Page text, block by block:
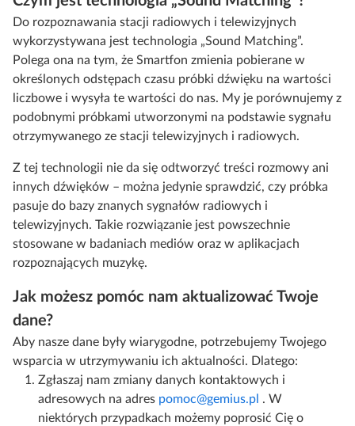
Do rozpoznawania stacji radiowych i telewizyjnych
wykorzystywana jest technologia „Sound Matching”.
Polega ona na tym, że Smartfon zmienia pobierane w
określonych odstępach czasu próbki dźwięku na wartości
liczbowe i wysyła te wartości do nas. My je porównujemy z
podobnymi próbkami utworzonymi na podstawie sygnału
otrzymywanego ze stacji telewizyjnych i radiowych.
Z tej technologii nie da się odtworzyć treści rozmowy ani
innych dźwięków – można jedynie sprawdzić, czy próbka
pasuje do bazy znanych sygnałów radiowych i
telewizyjnych. Takie rozwiązanie jest powszechnie
stosowane w badaniach mediów oraz w aplikacjach
rozpoznających muzykę.
Jak możesz pomóc nam aktualizować Twoje
dane?
Aby nasze dane były wiarygodne, potrzebujemy Twojego
wsparcia w utrzymywaniu ich aktualności. Dlatego:
Zgłaszaj nam zmiany danych kontaktowych i
adresowych na adres pomoc@gemius.pl . W
niektórych przypadkach możemy poprosić Cię o